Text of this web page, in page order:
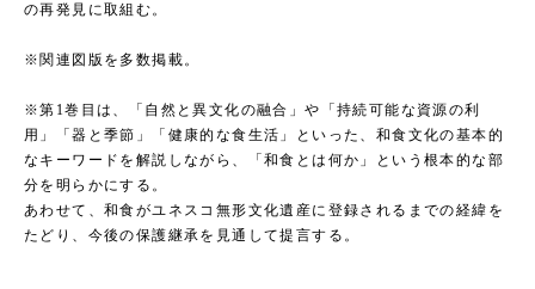
の再発見に取組む。
※関連図版を多数掲載。
※第1巻目は、「自然と異文化の融合」や「持続可能な資源の利
用」「器と季節」「健康的な食生活」といった、和食文化の基本的
なキーワードを解説しながら、「和食とは何か」という根本的な部
分を明らかにする。
あわせて、和食がユネスコ無形文化遺産に登録されるまでの経緯を
たどり、今後の保護継承を見通して提言する。